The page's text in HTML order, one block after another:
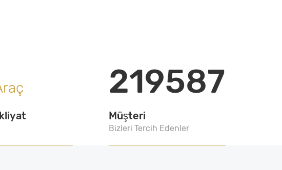
219587
Müşteri
Bizleri Tercih Edenler